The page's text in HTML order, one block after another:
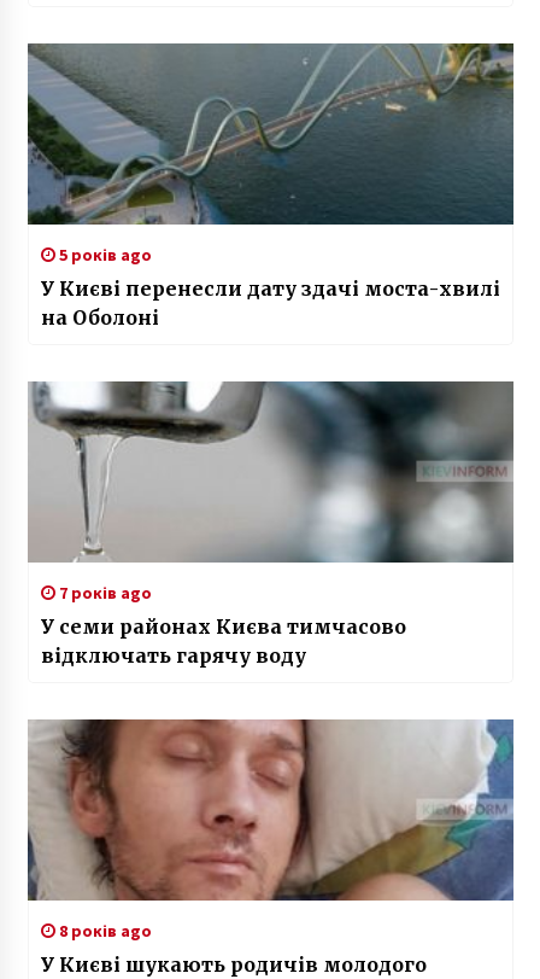
5 років ago
У Києві перенесли дату здачі моста-хвилі
на Оболоні
7 років ago
У семи районах Києва тимчасово
відключать гарячу воду
8 років ago
У Києві шукають родичів молодого